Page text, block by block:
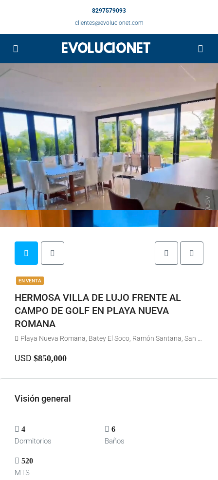
8297579093
clientes@evolucionet.com
EN VENTA
HERMOSA VILLA DE LUJO FRENTE AL
CAMPO DE GOLF EN PLAYA NUEVA
ROMANA
Playa Nueva Romana, Batey El Soco, Ramón Santana, San Pedro de Macorís, República Dominicana
USD $850,000
Visión general
4
Dormitorios
6
Baños
520
MTS